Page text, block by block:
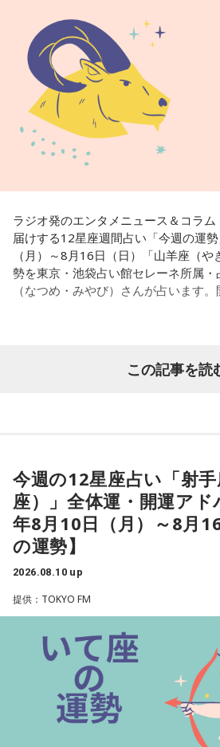
術」など数多くのコンテンツもリリー
Webサイト：https://selene-
オンライン占いセレーネ： https://
ラジオ発のエンタメニュース＆コラ
届けする12星座週間占い「今週の運
（月）～8月16日（日）「山羊座（
勢を東京・池袋占い館セレーネ所属
（なつめ・みやび）さんが占います
【山羊座（やぎ座）】
★ワンポイントアドバイス★
たくさんの情報が入りそうですが、必
をしっかり区別していくと良いでしょ
■監修者プロフィール：夏目みやび（
リピーターも多く、心の琴線に触れる
術」など数多くのコンテンツもリリー
Webサイト：https://selene-
オンライン占いセレーネ：
https://
この記事を読
今週の12星座占い「射
座）」全体運・開運ア
年8月10日（月）～8月
の運勢】
2026.08.10 up
提供：TOKYO FM